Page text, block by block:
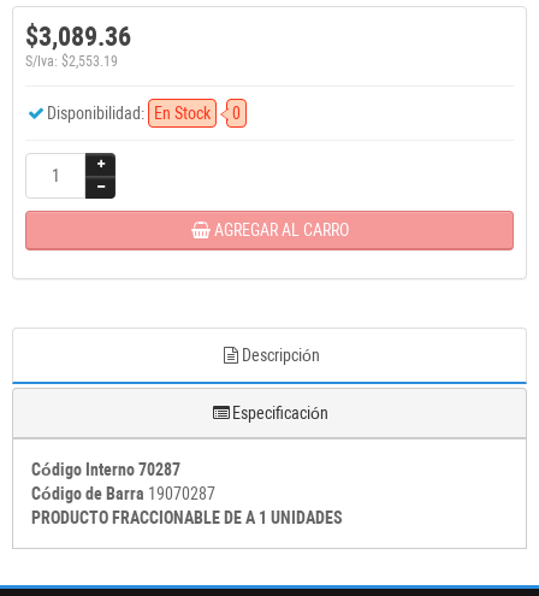
$3,089.36
S/Iva: $2,553.19
Disponibilidad: En Stock 0
AGREGAR AL CARRO
Descripción
Especificación
Código Interno 70287
Código de Barra 19070287
PRODUCTO FRACCIONABLE DE A 1 UNIDADES